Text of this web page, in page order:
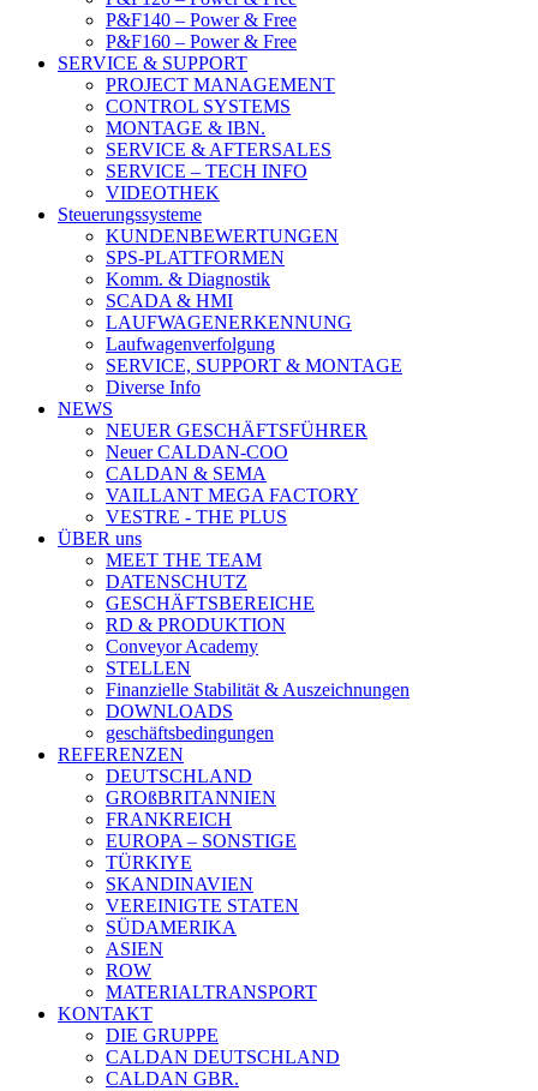
P&F140 – Power & Free
P&F160 – Power & Free
SERVICE & SUPPORT
PROJECT MANAGEMENT
CONTROL SYSTEMS
MONTAGE & IBN.
SERVICE & AFTERSALES
SERVICE – TECH INFO
VIDEOTHEK
Steuerungssysteme
KUNDENBEWERTUNGEN
SPS-PLATTFORMEN
Komm. & Diagnostik
SCADA & HMI
LAUFWAGENERKENNUNG
Laufwagenverfolgung
SERVICE, SUPPORT & MONTAGE
Diverse Info
NEWS
NEUER GESCHÄFTSFÜHRER
Neuer CALDAN-COO
CALDAN & SEMA
VAILLANT MEGA FACTORY
VESTRE - THE PLUS
ÜBER uns
MEET THE TEAM
DATENSCHUTZ
GESCHÄFTSBEREICHE
RD & PRODUKTION
Conveyor Academy
STELLEN
Finanzielle Stabilität & Auszeichnungen
DOWNLOADS
geschäftsbedingungen
REFERENZEN
DEUTSCHLAND
GROßBRITANNIEN
FRANKREICH
EUROPA – SONSTIGE
TÜRKIYE
SKANDINAVIEN
VEREINIGTE STATEN
SÜDAMERIKA
ASIEN
ROW
MATERIALTRANSPORT
KONTAKT
DIE GRUPPE
CALDAN DEUTSCHLAND
CALDAN GBR.